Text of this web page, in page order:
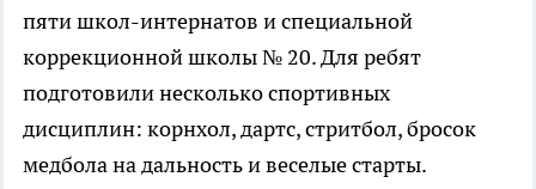
пяти школ-интернатов и специальной
коррекционной школы № 20. Для ребят
подготовили несколько спортивных
дисциплин: корнхол, дартс, стритбол, бросок
медбола на дальность и веселые старты.